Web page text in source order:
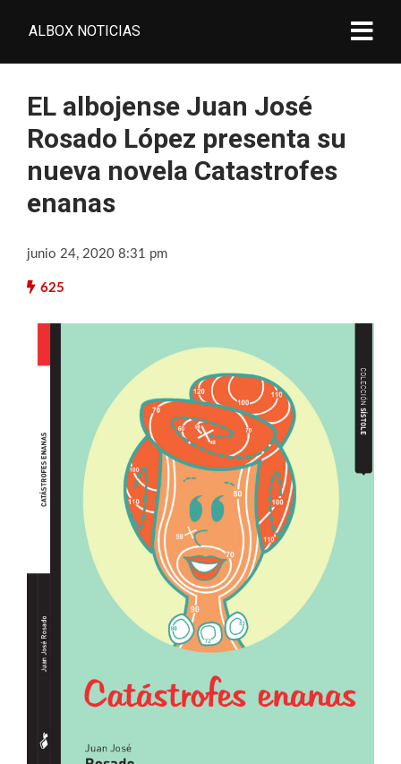
ALBOX NOTICIAS
EL albojense Juan José
Rosado López presenta su
nueva novela Catastrofes
enanas
junio 24, 2020 8:31 pm
625